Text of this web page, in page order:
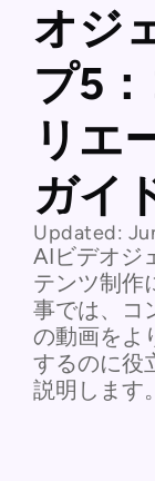
オジ
プ5
リエ
ガイ
Updated:
AIビデオジ
テンツ制作
事では、コ
の動画をよ
するのに役
説明します。